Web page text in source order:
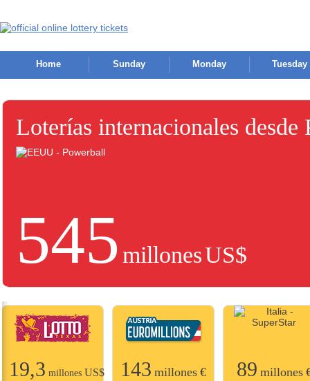
Home Sunday Monday Tuesday
Loterías internacionales desde
545 millonesUS$
19,3 millones US$ 143 millones € 89 millones